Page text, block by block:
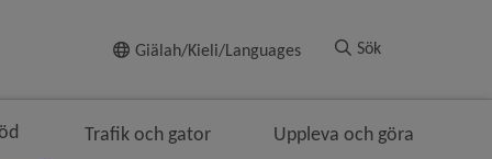
Giälah/Kieli/Languages Sök
Trafik och gator Uppleva och göra